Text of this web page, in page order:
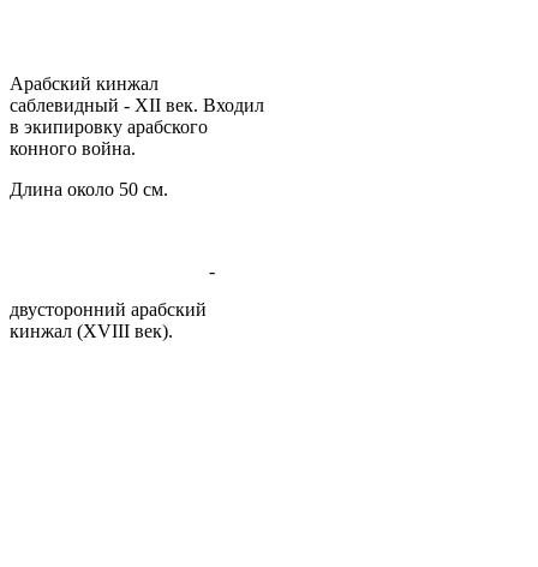
Арабский кинжал
саблевидный - ХII век. Входил
в экипировку арабского
конного война.
Длина около 50 см.
-
двусторонний арабский
кинжал (XVIII век).